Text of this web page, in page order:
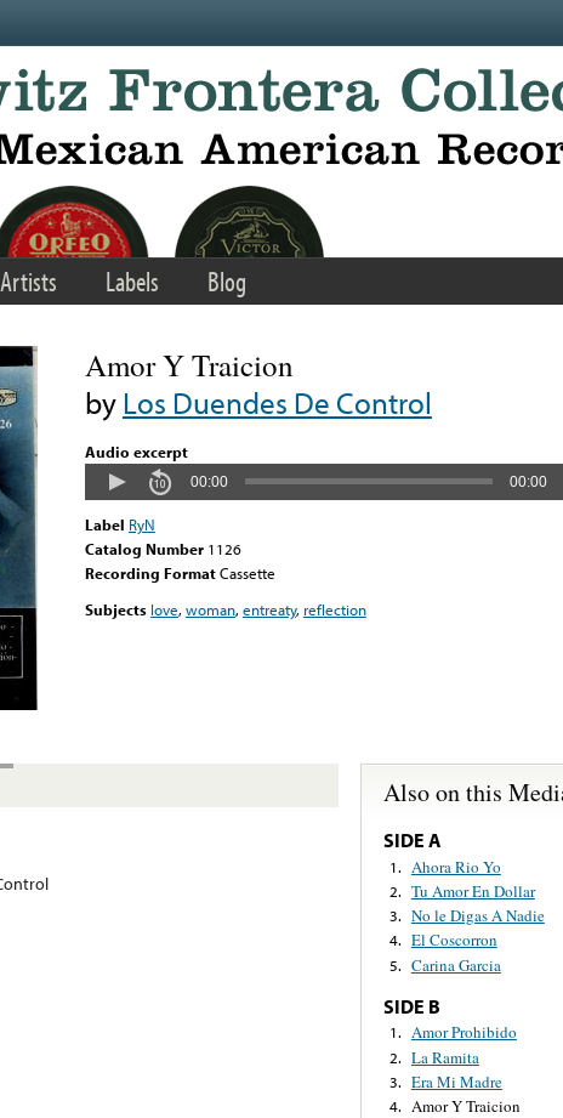
Artists Labels Blog
Amor Y Traicion
byLos Duendes De Control
Audio excerpt
00:00 00:00
Label RyN
Catalog Number 1126
Recording FormatCassette
Subjects love,woman,entreaty, reflection
Also on this
SIDE A
1. Ahora Rio Yo
2. Tu Amor En Dollar
3. No le Digas A Nadie
4. El Coscorron
5. Carina Garcia
SIDE B
1. Amor Prohibido
2. La Ramita
3. Era Mi Madre
4. Amor Y Traicion